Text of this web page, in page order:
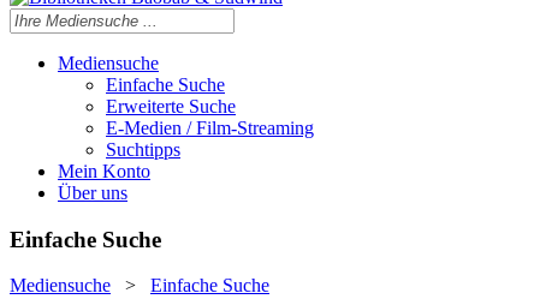
Mediensuche
Einfache Suche
Erweiterte Suche
E-Medien / Film-Streaming
Suchtipps
Mein Konto
Über uns
Einfache Suche
Mediensuche > Einfache Suche